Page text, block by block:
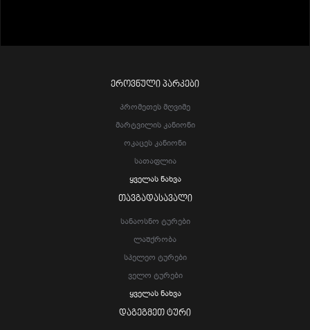
ᲔᲠᲝᲕᲜᲣᲚᲘ ᲞᲐᲠᲙᲔᲑᲘ
Პრომეთეს Მღვიმე
Მარტვილის Კანიონი
Ოკაცეს Კანიონი
Სათაფლია
Ყველას Ნახვა
ᲗᲐᲕᲒᲐᲓᲐᲡᲐᲕᲐᲚᲘ
Სანაოსნო Ტურები
Ლაშქრობა
Სპელეო Ტურები
Ველო Ტურები
Ყველას Ნახვა
ᲓᲐᲒᲔᲒᲛᲔᲗ ᲢᲣᲠᲘ